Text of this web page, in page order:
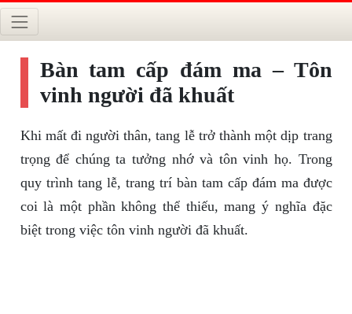
Bàn tam cấp đám ma – Tôn
vinh người đã khuất
Khi mất đi người thân, tang lễ trở thành một dịp trang
trọng để chúng ta tưởng nhớ và tôn vinh họ. Trong
quy trình tang lễ, trang trí bàn tam cấp đám ma được
coi là một phần không thể thiếu, mang ý nghĩa đặc
biệt trong việc tôn vinh người đã khuất.